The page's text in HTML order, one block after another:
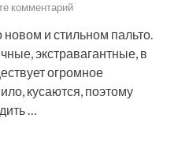
комментарий
новом и стильном пальто.
экстравагантные, в
огромное
кусаются, поэтому
…